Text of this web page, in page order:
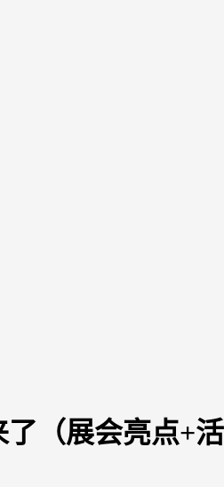
（展会亮点+